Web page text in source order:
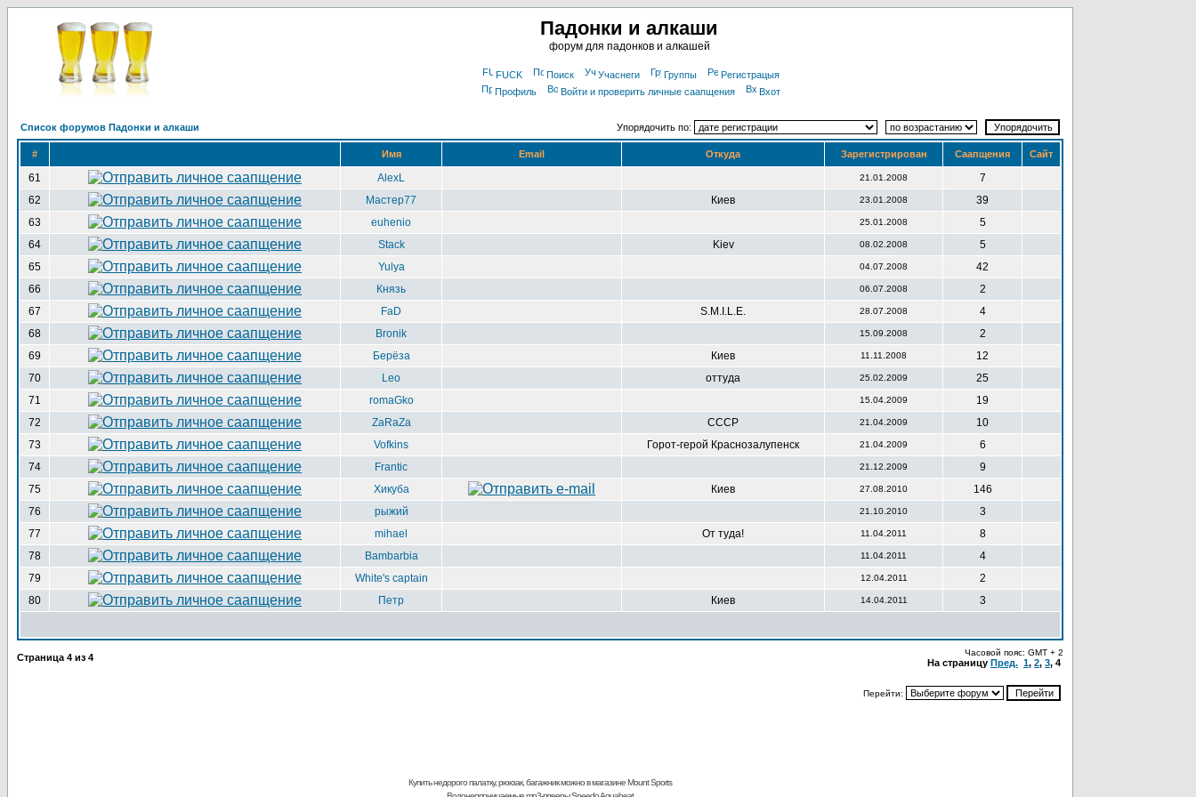
Падонки и алкаши
форум для падонков и алкашей
FUCK Поиск Учаснеги Группы
Регистрацыя
Профиль
Войти и проверить личные саапщения Вхот
Список форумов Падонки и алкаши Упорядочить по:
# Имя Email Откуда Зарегистрирован Саапщения Сайт
61 AlexL 21.01.2008
7
62
Мастер77 Киев 23.01.2008
39
63
euhenio 25.01.2008
5
64
Stack Kiev 08.02.2008
5
65
Yulya 04.07.2008
42
66
Князь 06.07.2008
2
67
FaD S.M.I.L.E. 28.07.2008
4
68
Bronik 15.09.2008
2
69
Берёза Киев 11.11.2008
12
70
Leo оттуда 25.02.2009
25
71
romaGko 15.04.2009
19
72
ZaRaZa СССР 21.04.2009
10
73
Vofkins Горот-герой Краснозалупенск 21.04.2009
6
74
Frantic 21.12.2009
9
75
Хикуба Киев 27.08.2010
146
76
рыжий 21.10.2010
3
77
mihael От туда! 11.04.2011
8
78
Bambarbia 11.04.2011
4
79
White's captain 12.04.2011
2
80
Петр Киев 14.04.2011 3
Страница 4 из 4 Часовой пояс: GMT + 2
На страницу Пред. 1, 2, 3, 4
Перейти:
Купить недорого палатку, рюкзак, багажникможно в магазине Mount Sports